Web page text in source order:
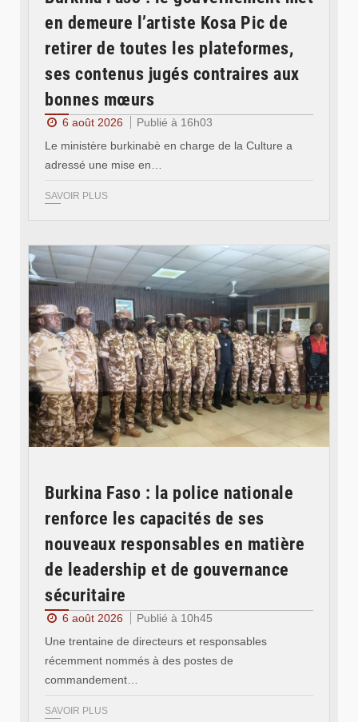
en demeure l’artiste Kosa Pic de
retirer de toutes les plateformes,
ses contenus jugés contraires aux
bonnes mœurs
6 août 2026
Publié à 16h03
Le ministère burkinabè en charge de la Culture a
adressé une mise en…
SAVOIR PLUS
Burkina Faso : la police nationale
renforce les capacités de ses
nouveaux responsables en matière
de leadership et de gouvernance
sécuritaire
6 août 2026
Publié à 10h45
Une trentaine de directeurs et responsables
récemment nommés à des postes de
commandement…
SAVOIR PLUS